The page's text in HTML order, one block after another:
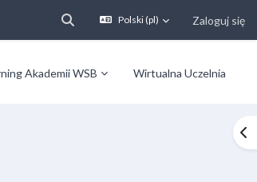
Przełącznik wyszukiwarki
Polski ‎(pl)‎ Zaloguj się
Akademii WSB Wirtualna Uczelnia